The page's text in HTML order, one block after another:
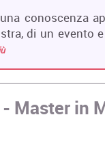
conoscenza
di un evento
Master in